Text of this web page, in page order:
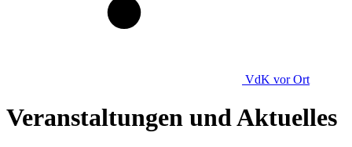
VdK vor Ort
Veranstaltungen und Aktuelles